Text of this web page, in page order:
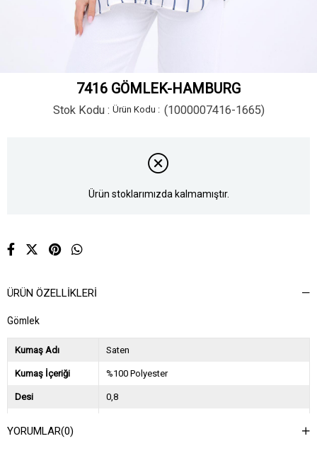
7416 GÖMLEK-HAMBURG
Stok Kodu (1000007416-1665)
Ürün stoklarımızda kalmamıştır.
ÜRÜN ÖZELLIKLERI
Gömlek
Kumaş Adı Saten
Kumaş İçeriği %100 Polyester
Desi 0,8
YORUMLAR(0)